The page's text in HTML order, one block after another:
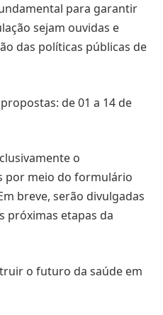
para garantir
sejam ouvidas e
das políticas públicas de
de 01 a 14 de
o
por meio do formulário
breve, serão divulgadas
próximas etapas da
o futuro da saúde em